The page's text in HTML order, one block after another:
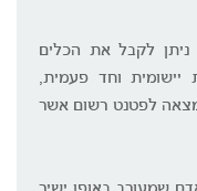
לקבל את הכלים
וחד פעמית,
לפטנט רשום אשר